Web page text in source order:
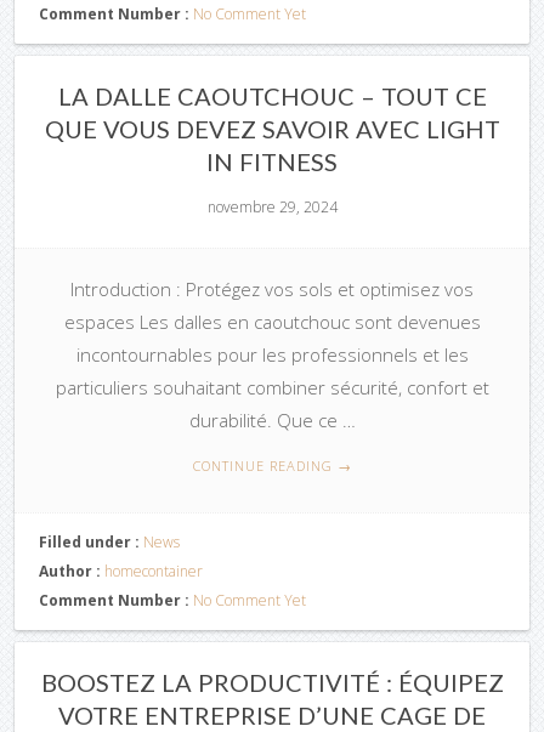
Comment Number : No Comment Yet
LA DALLE CAOUTCHOUC – TOUT CE
QUE VOUS DEVEZ SAVOIR AVEC LIGHT
IN FITNESS
novembre 29, 2024
Introduction : Protégez vos sols et optimisez vos
espaces Les dalles en caoutchouc sont devenues
incontournables pour les professionnels et les
particuliers souhaitant combiner sécurité, confort et
durabilité. Que ce …
CONTINUE READING →
Filled under : News
Author : homecontainer
Comment Number : No Comment Yet
BOOSTEZ LA PRODUCTIVITÉ : ÉQUIPEZ
VOTRE ENTREPRISE D’UNE CAGE DE